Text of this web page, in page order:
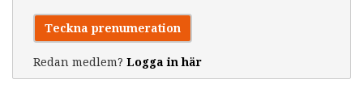
Teckna prenumeration
Redan medlem? Logga in här